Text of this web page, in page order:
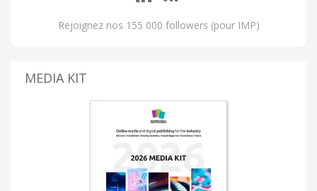
Rejoignez nos 155 000 followers (pour IMP)
MEDIA KIT